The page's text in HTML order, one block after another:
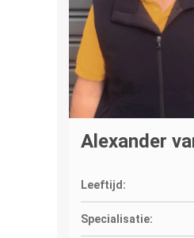
Alexander
Leeftijd:
Specialisatie: